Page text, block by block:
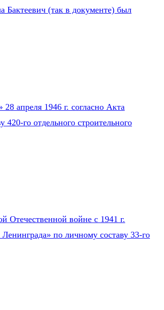
Бактеевич (так в документе) был
апреля 1946 г. согласно Акта
го отдельного строительного
войне с 1941 г.
по личному составу 33-го